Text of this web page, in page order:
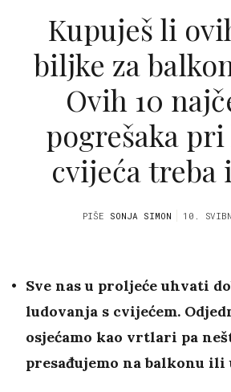
Kupuješ li
biljke za
Ovih 10
pogrešaka
cvijeća treba
PIŠE SONJA SIMON 10.
Sve nas u proljeće uhvati
ludovanja s cvijećem.
osjećamo kao vrtlari pa
presađujemo na balkonu ili